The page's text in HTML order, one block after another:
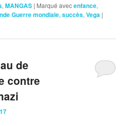
,MANGAS | Marqué avecenfance,
Guerre mondiale,succès,Vega |
de
contre